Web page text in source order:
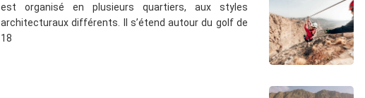
est organisé en plusieurs quartiers, aux styles
architecturaux différents. Il s’étend autour du golf de
18